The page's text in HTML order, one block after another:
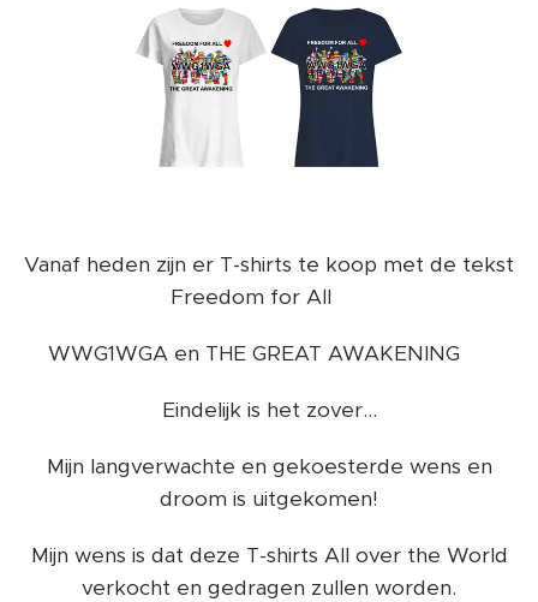
Vanaf heden zijn er T-shirts te koop met de tekst
Freedom for All ❤️
WWG1WGA en THE GREAT AWAKENING ❤️
Eindelijk is het zover...
Mijn langverwachte en gekoesterde wens en
droom is uitgekomen!
Mijn wens is dat deze T-shirts All over the World
verkocht en gedragen zullen worden.